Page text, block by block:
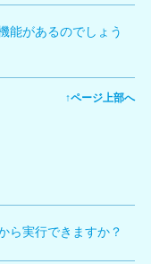
。
×ボタン
タン長押し
ボタン
ボタン
」中は、謎のサイレント
能があるのでしょう
が実装されています。
↑ページ上部へ
ら実行できますか？